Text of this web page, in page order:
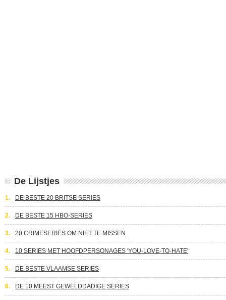
De Lijstjes
1. DE BESTE 20 BRITSE SERIES
2. DE BESTE 15 HBO-SERIES
3. 20 CRIMESERIES OM NIET TE MISSEN
4. 10 SERIES MET HOOFDPERSONAGES 'YOU-LOVE-TO-HATE'
5. DE BESTE VLAAMSE SERIES
6. DE 10 MEEST GEWELDDADIGE SERIES